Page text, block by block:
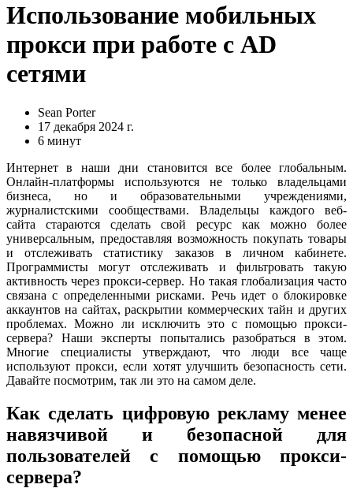
Использование мобильных
прокси при работе с AD
сетями
Sean Porter
17 декабря 2024 г.
6 минут
Интернет в наши дни становится все более глобальным.
Онлайн-платформы используются не только владельцами
бизнеса, но и образовательными учреждениями,
журналистскими сообществами. Владельцы каждого веб-
сайта стараются сделать свой ресурс как можно более
универсальным, предоставляя возможность покупать товары
и отслеживать статистику заказов в личном кабинете.
Программисты могут отслеживать и фильтровать такую
активность через прокси-сервер. Но такая глобализация часто
связана с определенными рисками. Речь идет о блокировке
аккаунтов на сайтах, раскрытии коммерческих тайн и других
проблемах. Можно ли исключить это с помощью прокси-
сервера? Наши эксперты попытались разобраться в этом.
Многие специалисты утверждают, что люди все чаще
используют прокси, если хотят улучшить безопасность сети.
Давайте посмотрим, так ли это на самом деле.
Как сделать цифровую рекламу менее
навязчивой и безопасной для
пользователей с помощью прокси-
сервера?